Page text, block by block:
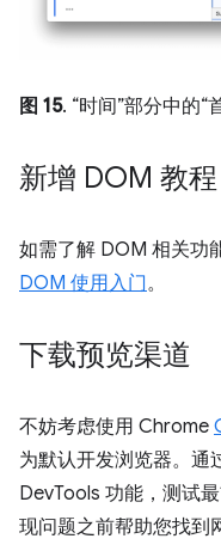
图 15. “时间”部分中的“
新增 DOM 教程
如需了解 DOM 相关功
DOM 使用入门。
下载预览渠道
不妨考虑使用 Chrome
为默认开发浏览器。通
DevTools 功能，测试
现问题之前帮助您找到